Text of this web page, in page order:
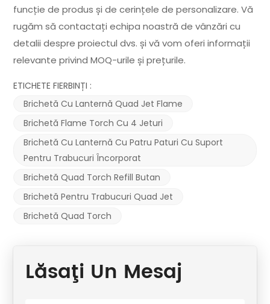
funcție de produs și de cerințele de personalizare. Vă
rugăm să contactați echipa noastră de vânzări cu
detalii despre proiectul dvs. și vă vom oferi informații
relevante privind MOQ-urile și prețurile.
ETICHETE FIERBINȚI :
Brichetă Cu Lanternă Quad Jet Flame
Brichetă Flame Torch Cu 4 Jeturi
Brichetă Cu Lanternă Cu Patru Paturi Cu Suport
Pentru Trabucuri Încorporat
Brichetă Quad Torch Refill Butan
Brichetă Pentru Trabucuri Quad Jet
Brichetă Quad Torch
Lăsaţi Un Mesaj